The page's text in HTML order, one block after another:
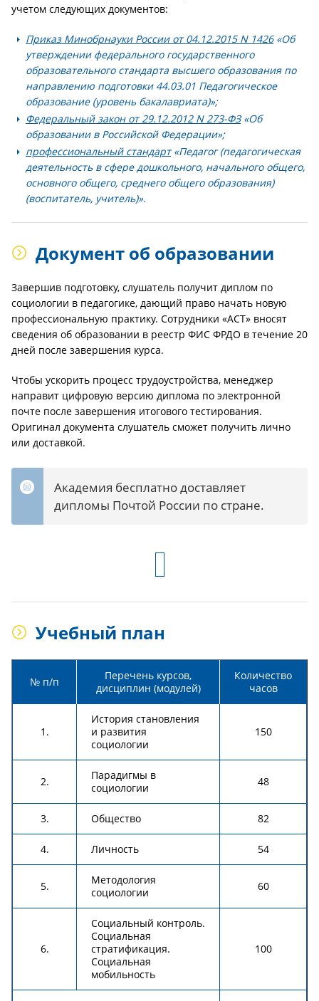
учетом следующих документов:
Приказ Минобрнауки России от 04.12.2015 N 1426«Об
утверждении федерального государственного
образовательного стандарта высшего образования по
направлению подготовки 44.03.01 Педагогическое
образование (уровень бакалавриата)»;
Федеральный закон от 29.12.2012 N 273-ФЗ«Об
образовании в Российской Федерации»;
профессиональный стандарт«Педагог (педагогическая
деятельность в сфере дошкольного, начального общего,
основного общего, среднего общего образования)
(воспитатель, учитель)».
Документ об образовании
Завершив подготовку, слушатель получит диплом по
социологии в педагогике, дающий право начать новую
профессиональную практику. Сотрудники «АСТ» вносят
сведения об образовании в реестр ФИС ФРДО в течение 20
дней после завершения курса.
Чтобы ускорить процесс трудоустройства, менеджер
направит цифровую версию диплома по электронной
почте после завершения итогового тестирования.
Оригинал документа слушатель сможет получить лично
или доставкой.
Академия бесплатно доставляет
дипломы Почтой России по стране.
Учебный план
№ п/п
Перечень курсов,
дисциплин (модулей)
Количество
часов
1.
История становления
и развития
социологии
150
2.
Парадигмы в
социологии
48
3. Общество 82
4. Личность 54
5.
Методология
социологии
60
6.
Социальный контроль.
Социальная
стратификация.
Социальная
мобильность
100